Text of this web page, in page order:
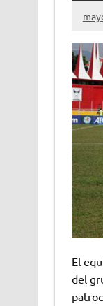
El
del